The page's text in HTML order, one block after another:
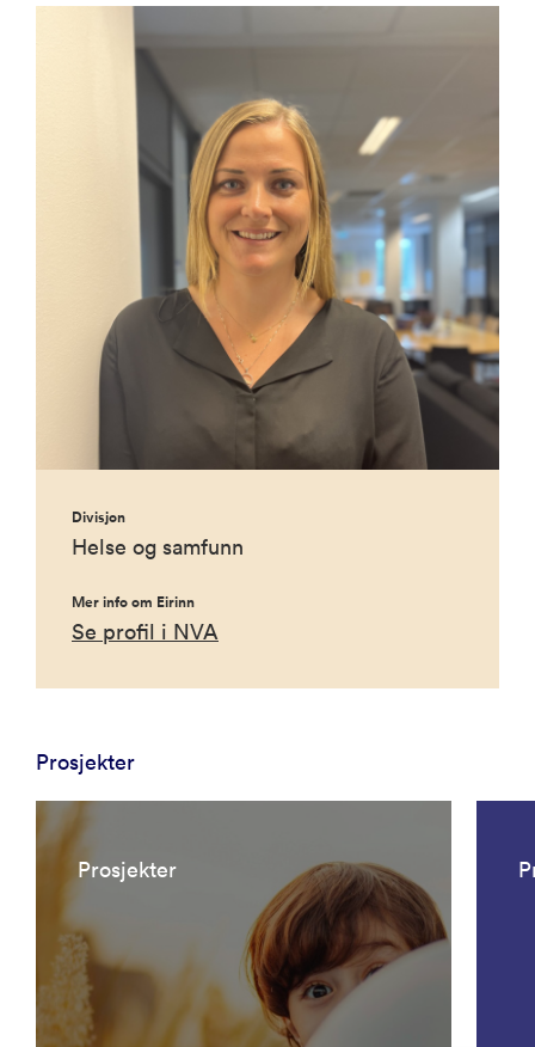
Divisjon
Helse og samfunn
Mer info om Eirinn
Se profil i NVA
Prosjekter
Prosjekter